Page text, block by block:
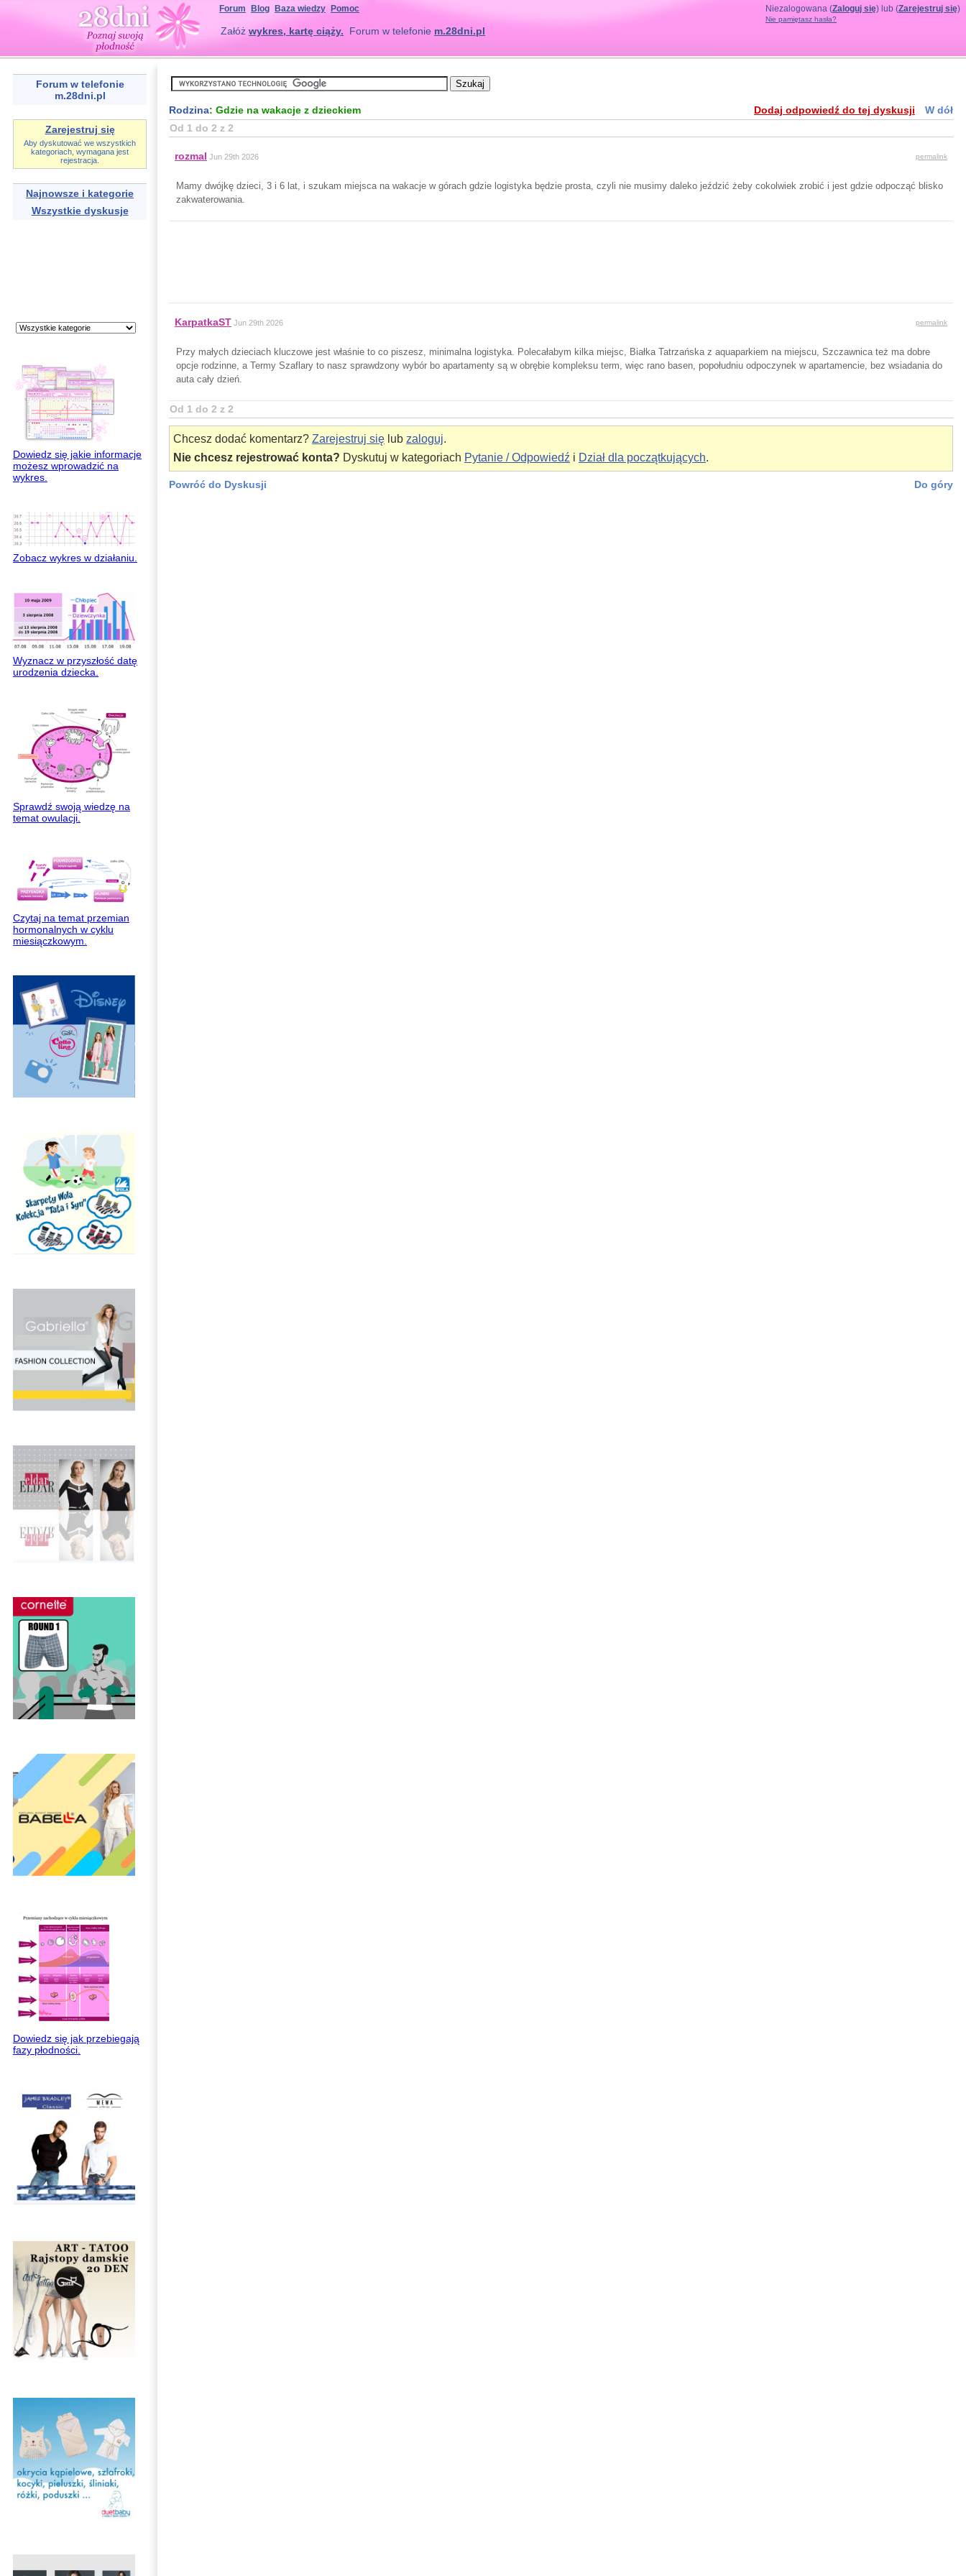
Niezalogowana (Zaloguj się) lub (Zarejestruj się)
Nie pamiętasz hasła?
Forum Blog Baza wiedzy Pomoc
Załóż wykres, kartę ciąży. Forum w telefonie m.28dni.pl
Forum w telefonie
m.28dni.pl
Zarejestruj się
Aby dyskutować we wszystkich
kategoriach, wymagana jest
rejestracja.
Najnowsze i kategorie
Wszystkie dyskusje
Dowiedz się jakie informacje
możesz wprowadzić na
wykres.
Zobacz wykres w działaniu.
Wyznacz w przyszłość datę
urodzenia dziecka.
Sprawdź swoją wiedzę na
temat owulacji.
Czytaj na temat przemian
hormonalnych w cyklu
miesiączkowym.
Dowiedz się jak przebiegają
fazy płodności.
Rodzina: Gdzie na wakacje z dzieckiem Dodaj odpowiedź do tej dyskusji
W dół
Od 1 do 2 z 2
rozmal Jun 29th 2026 permalink
Mamy dwójkę dzieci, 3 i 6 lat, i szukam miejsca na wakacje w górach gdzie logistyka będzie prosta, czyli nie musimy daleko jeździć żeby cokolwiek zrobić i jest gdzie odpocząć blisko
zakwaterowania.
KarpatkaST Jun 29th 2026 permalink
Przy małych dzieciach kluczowe jest właśnie to co piszesz, minimalna logistyka. Polecałabym kilka miejsc, Białka Tatrzańska z aquaparkiem na miejscu, Szczawnica też ma dobre
opcje rodzinne, a Termy Szaflary to nasz sprawdzony wybór bo apartamenty są w obrębie kompleksu term, więc rano basen, popołudniu odpoczynek w apartamencie, bez wsiadania do
auta cały dzień.
Od 1 do 2 z 2
Chcesz dodać komentarz? Zarejestruj się lub zaloguj.
Nie chcesz rejestrować konta? Dyskutuj w kategoriach Pytanie / Odpowiedź i Dział dla początkujących.
Powróć do Dyskusji Do góry